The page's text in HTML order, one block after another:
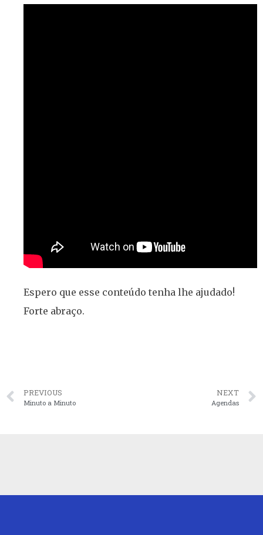
Espero que esse conteúdo tenha lhe ajudado!
Forte abraço.
PREVIOUS
Minuto a Minuto
NEXT
Agendas